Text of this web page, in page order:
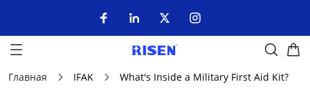
Главная IFAK What's Inside a Military First Aid Kit?